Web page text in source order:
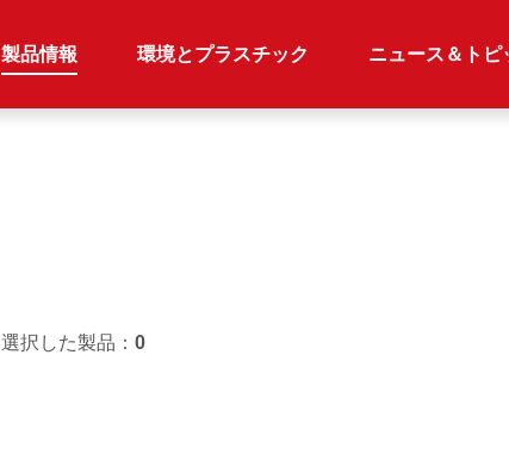
製品情報 環境とプラスチック ニュース＆トピ
選択した製品： 0